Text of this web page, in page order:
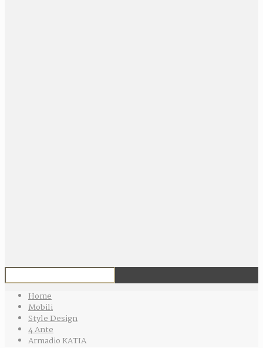
Home
Mobili
Style Design
4 Ante
Armadio KATIA